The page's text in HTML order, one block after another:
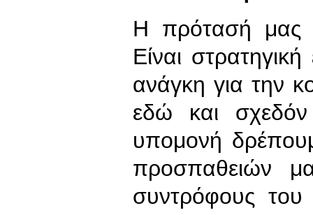
Η πρότασή μας
Είναι
ανάγκη για την
εδώ και
υπομονή
προσπαθειών
συντρόφους του